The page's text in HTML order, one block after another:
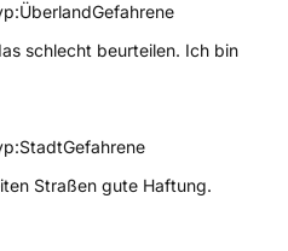
ÜberlandGefahrene
schlecht beurteilen. Ich bin
StadtGefahrene
Straßen gute Haftung.